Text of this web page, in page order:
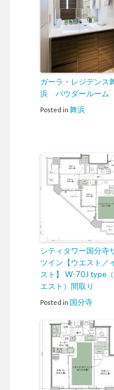
ガーラ・レジデンス
浜 パウダールーム
Posted in 舞浜
シティタワー国分寺
ツイン【ウエスト／
スト】 W-70J type
エスト）間取り
Posted in 国分寺